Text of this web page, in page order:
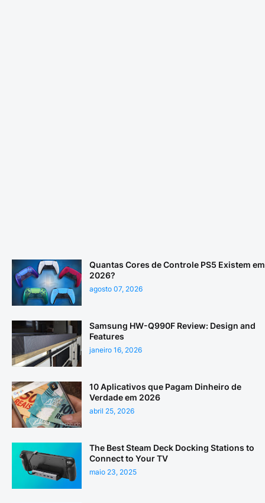
Quantas Cores de Controle PS5 Existem em
2026?
agosto 07, 2026
Samsung HW-Q990F Review: Design and
Features
janeiro 16, 2026
10 Aplicativos que Pagam Dinheiro de
Verdade em 2026
abril 25, 2026
The Best Steam Deck Docking Stations to
Connect to Your TV
maio 23, 2025